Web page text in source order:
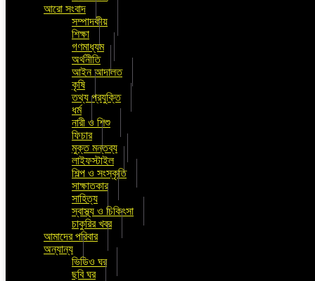
আরো সংবাদ
সম্পাদকীয়
শিক্ষা
গণমাধ্যম
অর্থনীতি
আইন আদালত
কৃষি
তথ্য প্রযুক্তি
ধর্ম
নারী ও শিশু
ফিচার
মুক্ত মন্তব্য
লাইফস্টাইল
শিল্প ও সংস্কৃতি
সাক্ষাতকার
সাহিত্য
স্বাস্থ্য ও চিকিৎসা
চাকুরির খবর
আমাদের পরিবার
অন্যান্য
ভিডিও ঘর
ছবি ঘর